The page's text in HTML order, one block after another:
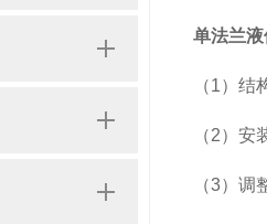
单法兰
（1）
（2）
（3）